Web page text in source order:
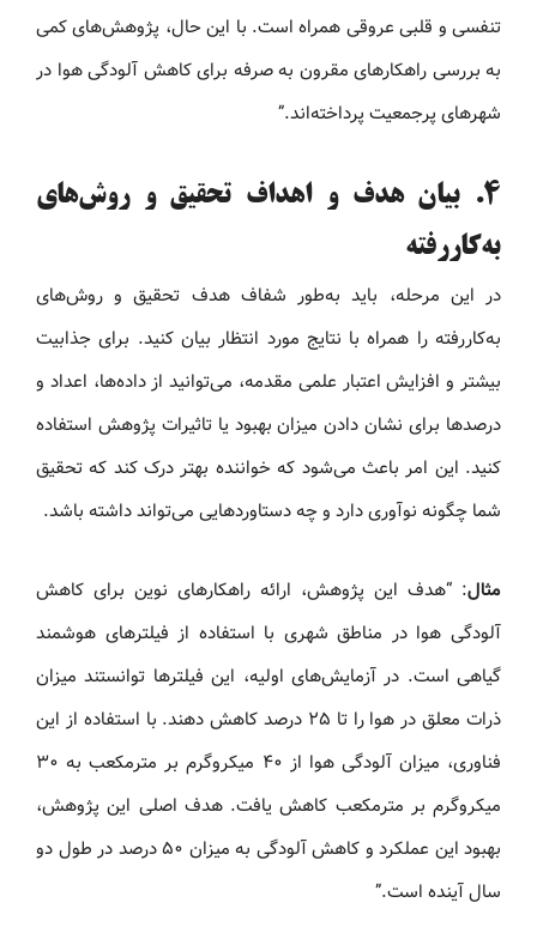
تنفسی و قلبی عروقی همراه است. با این حال، پژوهش‌های کمی
به بررسی راهکارهای مقرون به صرفه برای کاهش آلودگی هوا در
شهرهای پرجمعیت پرداخته‌اند.”
4.
بیان هدف و اهداف تحقیق و روش‌های
به‌کاررفته
در این مرحله، باید به‌طور شفاف هدف تحقیق و روش‌های
به‌کاررفته را همراه با نتایج مورد انتظار بیان کنید. برای جذابیت
بیشتر و افزایش اعتبار علمی مقدمه، می‌توانید از داده‌ها، اعداد و
درصدها برای نشان دادن میزان بهبود یا تاثیرات پژوهش استفاده
کنید. این امر باعث می‌شود که خواننده بهتر درک کند که تحقیق
شما چگونه نوآوری دارد و چه دستاوردهایی می‌تواند داشته باشد.
مثال: “هدف این پژوهش، ارائه راهکارهای نوین برای کاهش
آلودگی هوا در مناطق شهری با استفاده از فیلترهای هوشمند
گیاهی است. در آزمایش‌های اولیه، این فیلترها توانستند میزان
ذرات معلق در هوا را تا ۲۵ درصد کاهش دهند. با استفاده از این
فناوری، میزان آلودگی هوا از ۴۰ میکروگرم بر مترمکعب به ۳۰
میکروگرم بر مترمکعب کاهش یافت. هدف اصلی این پژوهش،
بهبود این عملکرد و کاهش آلودگی به میزان ۵۰ درصد در طول دو
سال آینده است.”